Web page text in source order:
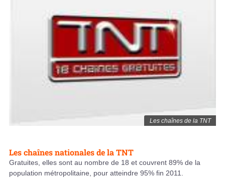
Les chaînes de la TNT
Les chaînes nationales de la TNT
Gratuites, elles sont au nombre de 18 et couvrent 89% de la
population métropolitaine, pour atteindre 95% fin 2011.